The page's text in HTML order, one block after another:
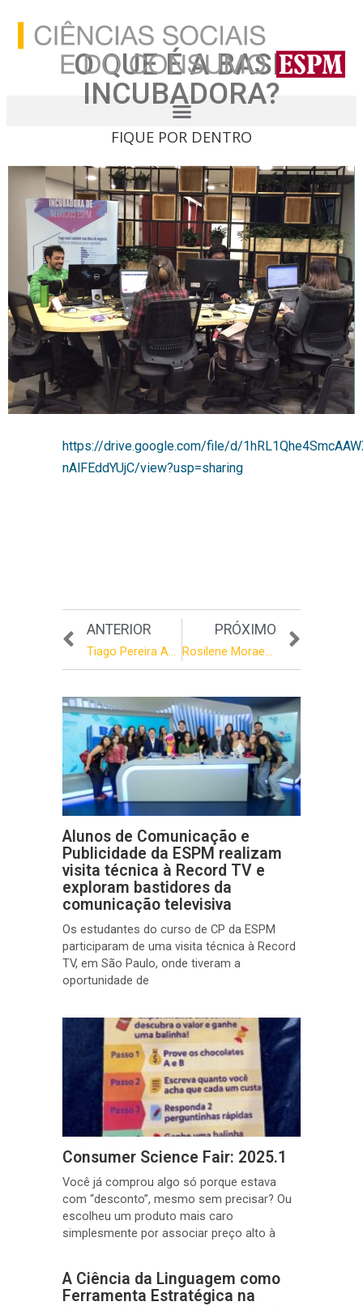
O QUE É A BASE
INCUBADORA?
FIQUE POR DENTRO
https://drive.google.com/file/d/
nAlFEddYUjC/view?usp=sharing
ANTERIOR
Tiago Pereira Andrade
PRÓXIMO
Rosilene Moraes Alves Marcelino
Alunos de Comunicação e
Publicidade da ESPM realizam
visita técnica à Record TV e
exploram bastidores da
comunicação televisiva
Os estudantes do curso de CP da ESPM
participaram de uma visita técnica à Record
TV, em São Paulo, onde tiveram a
oportunidade de
Consumer Science Fair: 2025.1
Você já comprou algo só porque estava
com “desconto”, mesmo sem precisar? Ou
escolheu um produto mais caro
simplesmente por associar preço alto à
A Ciência da Linguagem como
Ferramenta Estratégica na